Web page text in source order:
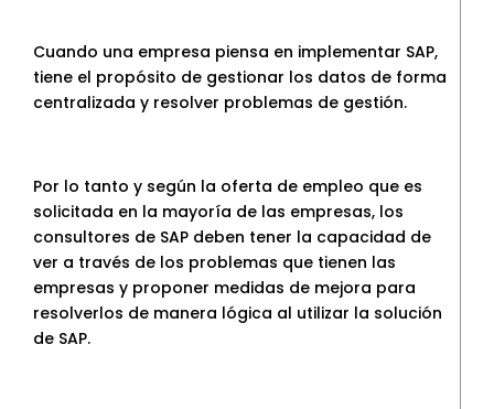
Cuando una empresa piensa en implementar SAP,
tiene el propósito de gestionar los datos de forma
centralizada y resolver problemas de gestión.
Por lo tanto y según la oferta de empleo que es
solicitada en la mayoría de las empresas, los
consultores de SAP deben tener la capacidad de
ver a través de los problemas que tienen las
empresas y proponer medidas de mejora para
resolverlos de manera lógica al utilizar la solución
de SAP.